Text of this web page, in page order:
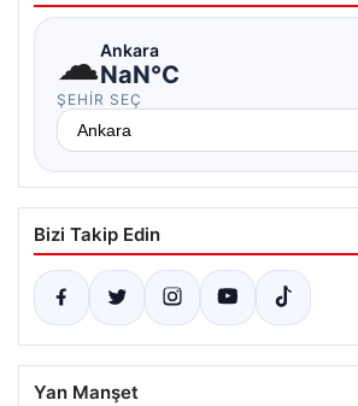
☁Ankara
NaN°C
ŞEHIR SEÇ
Bizi Takip Edin
Yan Manşet